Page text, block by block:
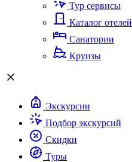
Тур сервисы
Каталог отелей
Санатории
Круизы
Экскурсии
Подбор экскурсий
Скидки
Туры